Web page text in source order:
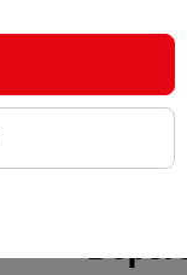
7
Nová
Vaše
půjčovnu